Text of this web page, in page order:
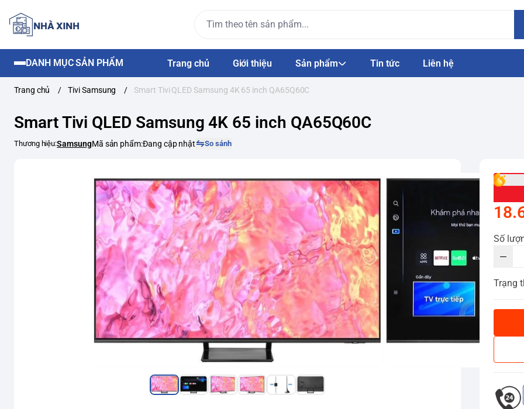
DANH MỤC SẢN PHẨM Trang chủ Giới thiệu Sản phẩm Tin tức Liên hệ
Trang chủ / Tivi Samsung / Smart Tivi QLED Samsung 4K 65 inch QA65Q60C
Smart Tivi QLED Samsung 4K 65 inch QA65Q60C
Thương hiệu:SamsungMã sản phẩm:Đang cập nhật So sánh
Số
Trạng